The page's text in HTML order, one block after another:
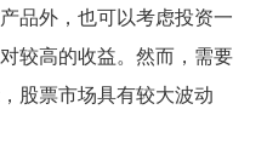
品外，也可以考虑投资一
较高的收益。然而，需要
股票市场具有较大波动